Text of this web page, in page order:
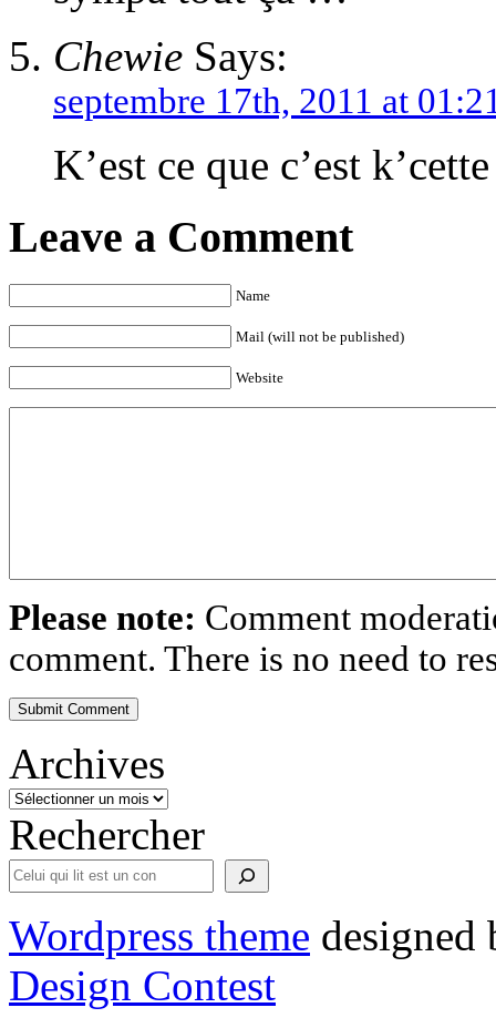
Chewie Says:
septembre 17th, 2011 at
K’est ce que c’est
Leave a Comment
Name
Mail (will not be published)
Website
Please note: Comment
comment. There is no need to
Archives
Rechercher
Wordpress theme
Design Contest